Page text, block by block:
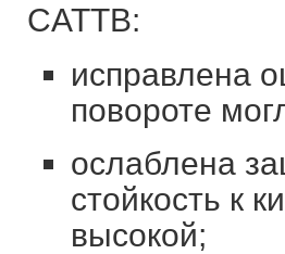
CATTB:
исправлена
повороте
ослаблена
стойкость к
высокой;